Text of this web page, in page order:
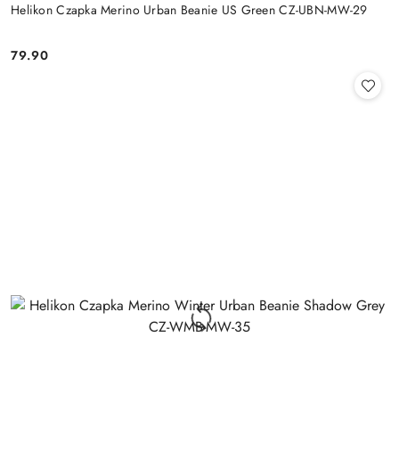
Helikon Czapka Merino Urban Beanie US Green CZ-UBN-MW-29
Cena:
79.90